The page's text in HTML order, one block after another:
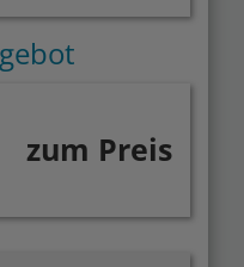
zum Preis